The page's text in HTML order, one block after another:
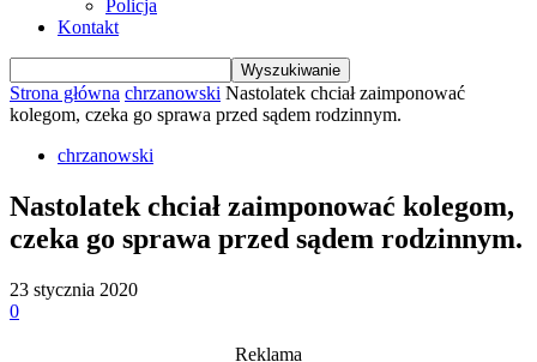
Policja
Kontakt
Strona główna chrzanowski Nastolatek chciał zaimponować
kolegom, czeka go sprawa przed sądem rodzinnym.
chrzanowski
Nastolatek chciał zaimponować kolegom,
czeka go sprawa przed sądem rodzinnym.
23 stycznia 2020
0
Reklama